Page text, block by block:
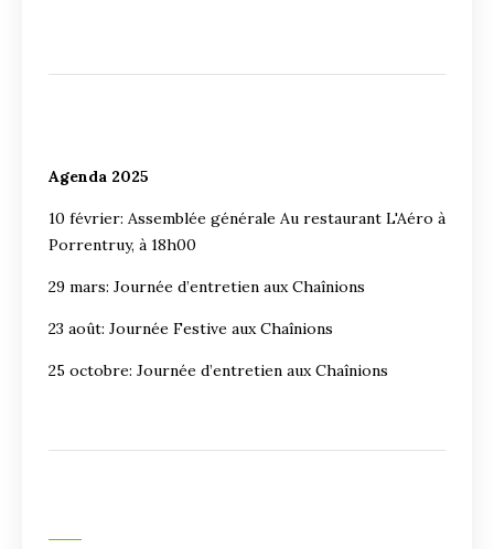
Agenda 2025
10 février: Assemblée générale Au restaurant L'Aéro à
Porrentruy, à 18h00
29 mars: Journée d’entretien aux Chaînions
23 août: Journée Festive aux Chaînions
25 octobre: Journée d’entretien aux Chaînions